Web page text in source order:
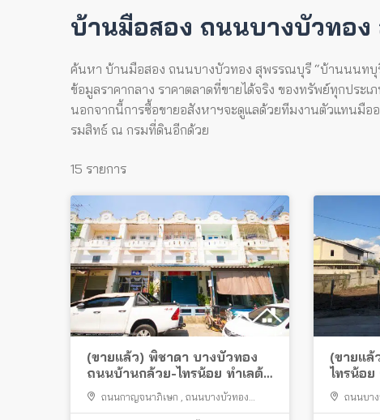
บ้านมือสอง ถนนบางบัวทอ
ค้นหา บ้านมือสอง ถนนบางบัวทอง สุพรรณบุรี “บ้านนนทบุรี
ข้อมูลราคากลาง ราคาตลาดที่ขายได้จริง ของทรัพย์ทุกประ
นอกจากนี้การซื้อขายอสังหาฯจะดูแลด้วยทีมงานตัวแทนมือ
รมสิทธ์ ณ กรมที่ดินอีกด้วย
15 รายการ
(ขายแล้ว) พิชาดา บางบัวทอง
ถนนบ้านกล้วย-ไทรน้อย ทำเลต้น
โครงการ
ถนนกาญจนาภิเษก
ถนนบางบัวทอง
สุพรรณบุรี , ถนนบ้านกล้วย ไทรน้อย , ตลาด
(ขายแล้
ไทรน้อ
ถนนบา
บางบัวทอง